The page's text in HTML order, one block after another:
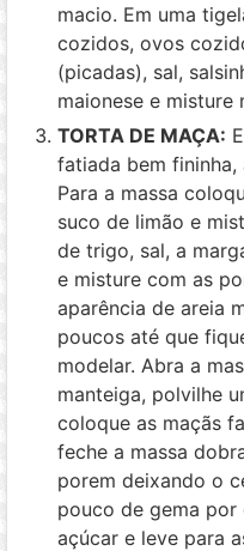
macio. Em uma
cozidos, ovos
(picadas), sal,
maionese e misture
TORTA DE MAÇA:
fatiada bem fininha,
Para a massa
suco de limão e
de trigo, sal, a
e misture com as
aparência de areia
poucos até que
modelar. Abra a
manteiga, polvilhe
coloque as maçãs
feche a massa
porem deixando o
pouco de gema por
açúcar e leve para